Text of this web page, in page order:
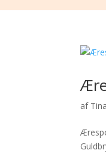
af Tina